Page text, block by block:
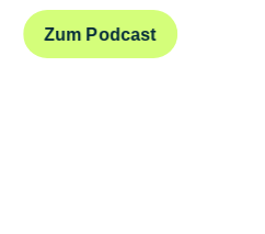
Zum Podcast